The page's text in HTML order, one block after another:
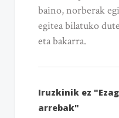
baino, norberak
egitea bilatuko
eta bakarra.
Iruzkinik ez
arrebak"